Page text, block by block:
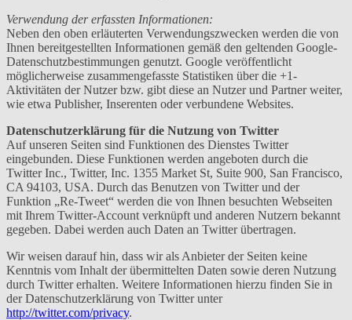
Verwendung der erfassten Informationen:
Neben den oben erläuterten Verwendungszwecken werden die von
Ihnen bereitgestellten Informationen gemäß den geltenden Google-
Datenschutzbestimmungen genutzt. Google veröffentlicht
möglicherweise zusammengefasste Statistiken über die +1-
Aktivitäten der Nutzer bzw. gibt diese an Nutzer und Partner weiter,
wie etwa Publisher, Inserenten oder verbundene Websites.
Datenschutzerklärung für die Nutzung von Twitter
Auf unseren Seiten sind Funktionen des Dienstes Twitter
eingebunden. Diese Funktionen werden angeboten durch die
Twitter Inc., Twitter, Inc. 1355 Market St, Suite 900, San Francisco,
CA 94103, USA. Durch das Benutzen von Twitter und der
Funktion „Re-Tweet“ werden die von Ihnen besuchten Webseiten
mit Ihrem Twitter-Account verknüpft und anderen Nutzern bekannt
gegeben. Dabei werden auch Daten an Twitter übertragen.
Wir weisen darauf hin, dass wir als Anbieter der Seiten keine
Kenntnis vom Inhalt der übermittelten Daten sowie deren Nutzung
durch Twitter erhalten. Weitere Informationen hierzu finden Sie in
der Datenschutzerklärung von Twitter unter
http://twitter.com/privacy.